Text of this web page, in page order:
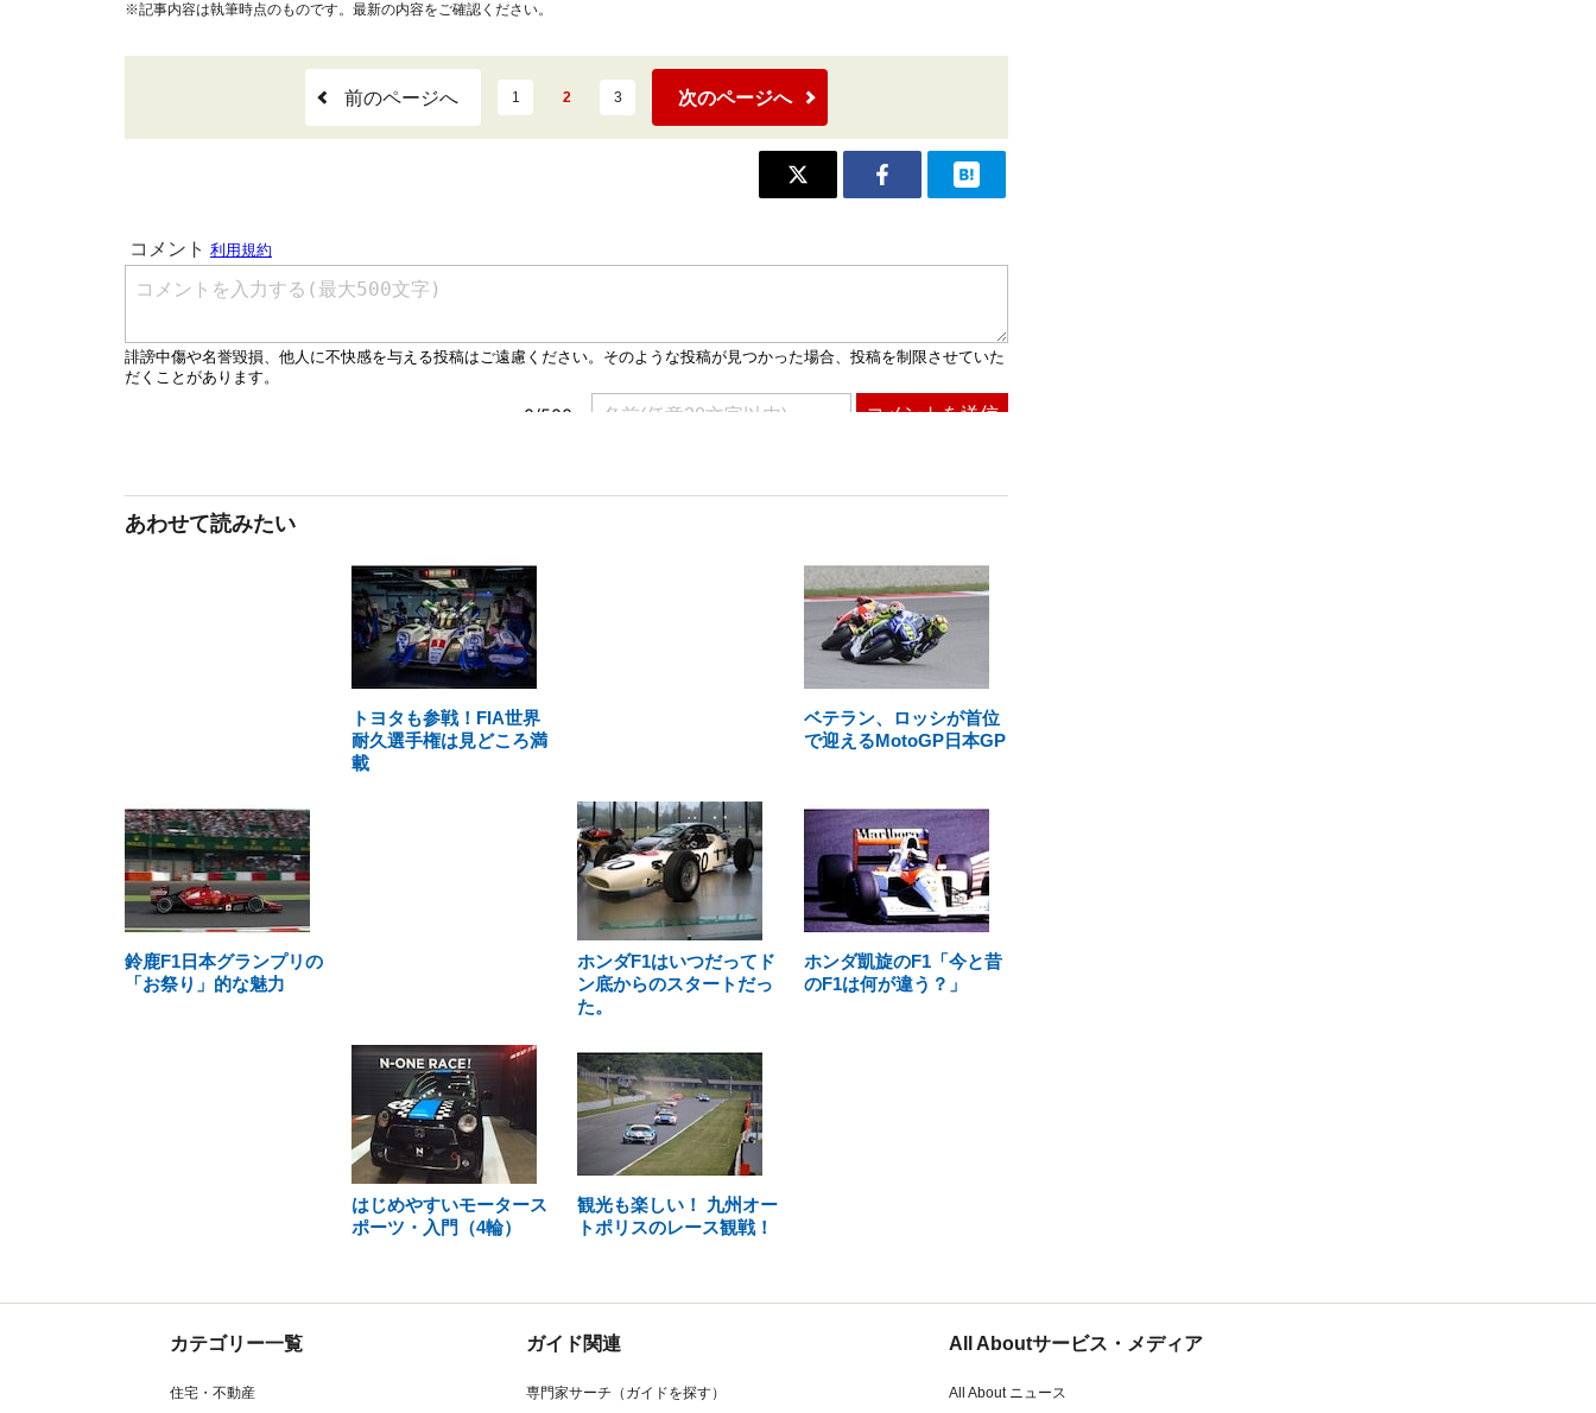
※記事内容は執筆時点のものです。最新の内容をご確認ください。
前のページへ 1 2 3 次のページへ
あわせて読みたい
トヨタも参戦！FIA世界
耐久選手権は見どころ満
載
ベテラン、ロッシが首位
で迎えるMotoGP日本GP
鈴鹿F1日本グランプリの
「お祭り」的な魅力
ホンダF1はいつだってド
ン底からのスタートだっ
た。
ホンダ凱旋のF1「今と昔
のF1は何が違う？」
はじめやすいモータース
ポーツ・入門（4輪）
観光も楽しい！ 九州オー
トポリスのレース観戦！
カテゴリー一覧
住宅・不動産
ガイド関連
専門家サーチ（ガイドを探す）
All Aboutサービス・メディア
All About ニュース